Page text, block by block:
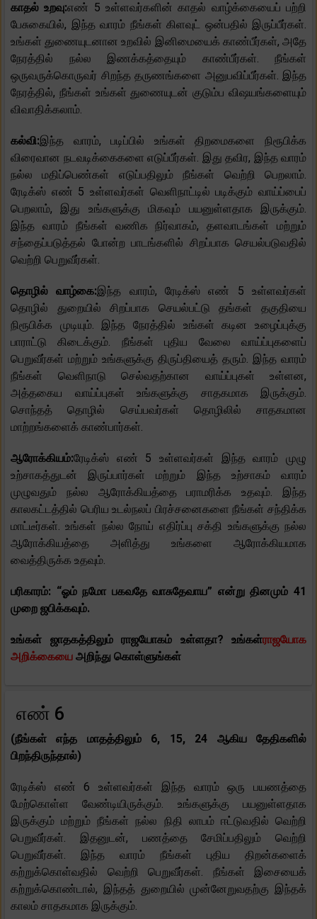
காதல் உறவு:எண் 5 உள்ளவர்களின் காதல் வாழ்க்கையைப் பற்றி
பேசுகையில், இந்த வாரம் நீங்கள் கிளவுட் ஒன்பதில் இருப்பீர்கள்.
உங்கள் துணையுடனான உறவில் இனிமையைக் காண்பீர்கள், அதே
நேரத்தில் நல்ல இணக்கத்தையும் காண்பீர்கள். நீங்கள்
ஒருவருக்கொருவர் சிறந்த தருணங்களை அனுபவிப்பீர்கள். இந்த
நேரத்தில், நீங்கள் உங்கள் துணையுடன் குடும்ப விஷயங்களையும்
விவாதிக்கலாம்.
கல்வி:இந்த வாரம், படிப்பில் உங்கள் திறமைகளை நிரூபிக்க
விரைவான நடவடிக்கைகளை எடுப்பீர்கள். இது தவிர, இந்த வாரம்
நல்ல மதிப்பெண்கள் எடுப்பதிலும் நீங்கள் வெற்றி பெறலாம்.
ரேடிக்ஸ் எண் 5 உள்ளவர்கள் வெளிநாட்டில் படிக்கும் வாய்ப்பைப்
பெறலாம், இது உங்களுக்கு மிகவும் பயனுள்ளதாக இருக்கும்.
இந்த வாரம் நீங்கள் வணிக நிர்வாகம், தளவாடங்கள் மற்றும்
சந்தைப்படுத்தல் போன்ற பாடங்களில் சிறப்பாக செயல்படுவதில்
வெற்றி பெறுவீர்கள்.
தொழில் வாழ்கை:இந்த வாரம், ரேடிக்ஸ் எண் 5 உள்ளவர்கள்
தொழில் துறையில் சிறப்பாக செயல்பட்டு தங்கள் தகுதியை
நிரூபிக்க முடியும். இந்த நேரத்தில் உங்கள் கடின உழைப்புக்கு
பாராட்டு கிடைக்கும். நீங்கள் புதிய வேலை வாய்ப்புகளைப்
பெறுவீர்கள் மற்றும் உங்களுக்கு திருப்தியைத் தரும். இந்த வாரம்
நீங்கள் வெளிநாடு செல்வதற்கான வாய்ப்புகள் உள்ளன,
அத்தகைய வாய்ப்புகள் உங்களுக்கு சாதகமாக இருக்கும்.
சொந்தத் தொழில் செய்பவர்கள் தொழிலில் சாதகமான
மாற்றங்களைக் காண்பார்கள்.
ஆரோக்கியம்:ரேடிக்ஸ் எண் 5 உள்ளவர்கள் இந்த வாரம் முழு
உற்சாகத்துடன் இருப்பார்கள் மற்றும் இந்த உற்சாகம் வாரம்
முழுவதும் நல்ல ஆரோக்கியத்தை பராமரிக்க உதவும். இந்த
காலகட்டத்தில் பெரிய உடல்நலப் பிரச்சனைகளை நீங்கள் சந்திக்க
மாட்டீர்கள். உங்கள் நல்ல நோய் எதிர்ப்பு சக்தி உங்களுக்கு நல்ல
ஆரோக்கியத்தை அளித்து உங்களை ஆரோக்கியமாக
வைத்திருக்க உதவும்.
பரிகாரம்: “ஓம் நமோ பகவதே வாசுதேவாய” என்று தினமும் 41
முறை ஜபிக்கவும்.
உங்கள் ஜாதகத்திலும் ராஜயோகம் உள்ளதா? உங்கள்ராஜயோக
அறிக்கையை அறிந்து கொள்ளுங்கள்
எண் 6
(நீங்கள் எந்த மாதத்திலும் 6, 15, 24 ஆகிய தேதிகளில்
பிறந்திருந்தால்)
ரேடிக்ஸ் எண் 6 உள்ளவர்கள் இந்த வாரம் ஒரு பயணத்தை
மேற்கொள்ள வேண்டியிருக்கும். உங்களுக்கு பயனுள்ளதாக
இருக்கும் மற்றும் நீங்கள் நல்ல நிதி லாபம் ஈட்டுவதில் வெற்றி
பெறுவீர்கள். இதனுடன், பணத்தை சேமிப்பதிலும் வெற்றி
பெறுவீர்கள். இந்த வாரம் நீங்கள் புதிய திறன்களைக்
கற்றுக்கொள்வதில் வெற்றி பெறுவீர்கள். நீங்கள் இசையைக்
கற்றுக்கொண்டால், இந்தத் துறையில் முன்னேறுவதற்கு இந்தக்
காலம் சாதகமாக இருக்கும்.